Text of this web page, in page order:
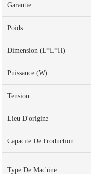
Garantie
Poids
Dimension (L*l*H)
Puissance (W)
Tension
Lieu D'origine
Capacité De Production
Type De Machine